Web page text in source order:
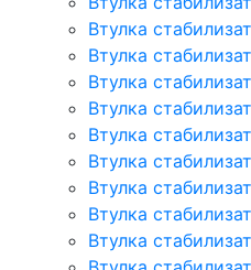
Втулка
Втулка
Втулка
Втулка
Втулка
Втулка
Втулка
Втулка
Втулка